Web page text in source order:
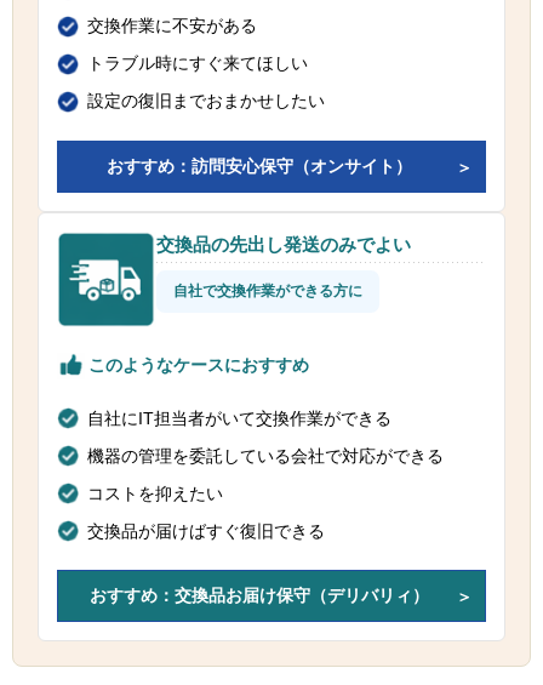
交換作業に不安がある
トラブル時にすぐ来てほしい
設定の復旧までおまかせしたい
おすすめ：訪問安心保守（オンサイト）
交換品の先出し発送のみでよい
自社で交換作業ができる方に
このようなケースにおすすめ
自社にIT担当者がいて交換作業ができる
機器の管理を委託している会社で対応ができる
コストを抑えたい
交換品が届けばすぐ復旧できる
おすすめ：交換品お届け保守（デリバリィ）